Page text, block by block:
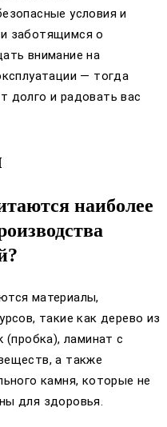
условия и
заботящимся о
внимание на
— тогда
долго и радовать вас
наиболее
материалы,
такие как дерево из
(пробка), ламинат с
а также
камня, которые не
для здоровья.